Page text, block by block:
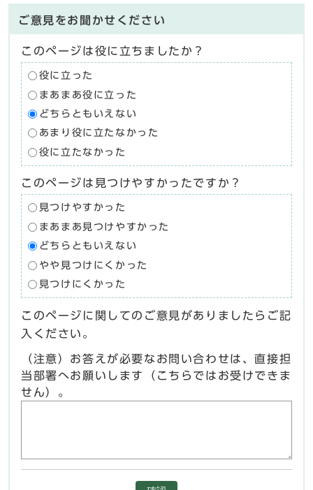
ご意見をお聞かせください
このページは役に立ちましたか？
役に立った
まあまあ役に立った
どちらともいえない
あまり役に立たなかった
役に立たなかった
このページは見つけやすかったですか？
見つけやすかった
まあまあ見つけやすかった
どちらともいえない
やや見つけにくかった
見つけにくかった
このページに関してのご意見がありましたらご記
入ください。
（注意）お答えが必要なお問い合わせは、直接担
当部署へお願いします（こちらではお受けできま
せん）。